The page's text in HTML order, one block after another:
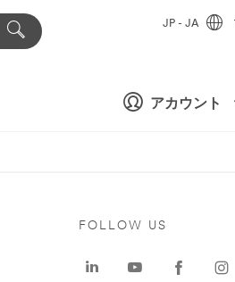
アカウント
JP - JA
FOLLOW US